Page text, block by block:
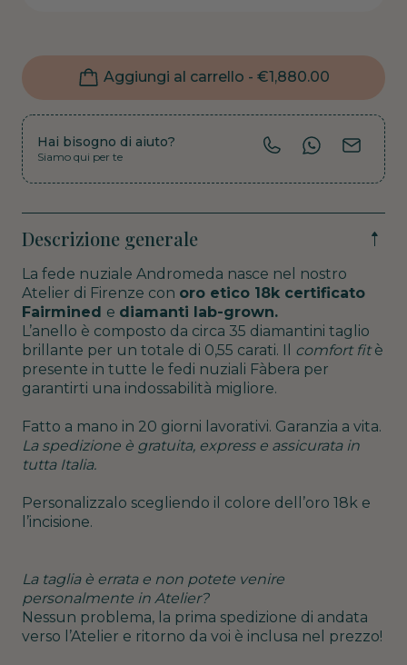
Aggiungi al carrello - €1,880.00
Hai bisogno di aiuto?
Siamo qui per te
Descrizione generale
La fede nuziale Andromeda nasce nel nostro
Atelier di Firenze con oro etico 18k certificato
Fairmined e diamanti lab-grown.
L’anello è composto da circa 35 diamantini taglio
brillante per un totale di 0,55 carati. Il comfort fitè
presente in tutte le fedi nuziali Fàbera per
garantirti una indossabilità migliore.
Fatto a mano in 20 giorni lavorativi. Garanzia a vita.
La spedizione è gratuita, express e assicurata in
tutta Italia.
Personalizzalo scegliendo il colore dell’oro 18k e
l’incisione.
La taglia è errata e non potete venire
personalmente in Atelier?
Nessun problema, la prima spedizione di andata
verso l’Atelier e ritorno da voi è inclusa nel prezzo!